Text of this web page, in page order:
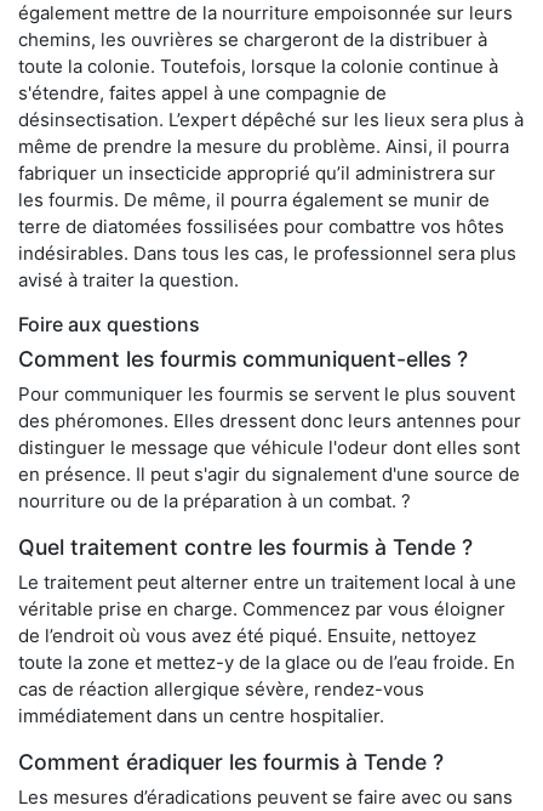
également mettre de la nourriture empoisonnée sur leurs
chemins, les ouvrières se chargeront de la distribuer à
toute la colonie. Toutefois, lorsque la colonie continue à
s'étendre, faites appel à une compagnie de
désinsectisation. L’expert dépêché sur les lieux sera plus à
même de prendre la mesure du problème. Ainsi, il pourra
fabriquer un insecticide approprié qu’il administrera sur
les fourmis. De même, il pourra également se munir de
terre de diatomées fossilisées pour combattre vos hôtes
indésirables. Dans tous les cas, le professionnel sera plus
avisé à traiter la question.
Foire aux questions
Comment les fourmis communiquent-elles ?
Pour communiquer les fourmis se servent le plus souvent
des phéromones. Elles dressent donc leurs antennes pour
distinguer le message que véhicule l'odeur dont elles sont
en présence. Il peut s'agir du signalement d'une source de
nourriture ou de la préparation à un combat. ?
Quel traitement contre les fourmis à Tende ?
Le traitement peut alterner entre un traitement local à une
véritable prise en charge. Commencez par vous éloigner
de l’endroit où vous avez été piqué. Ensuite, nettoyez
toute la zone et mettez-y de la glace ou de l’eau froide. En
cas de réaction allergique sévère, rendez-vous
immédiatement dans un centre hospitalier.
Comment éradiquer les fourmis à Tende ?
Les mesures d’éradications peuvent se faire avec ou sans